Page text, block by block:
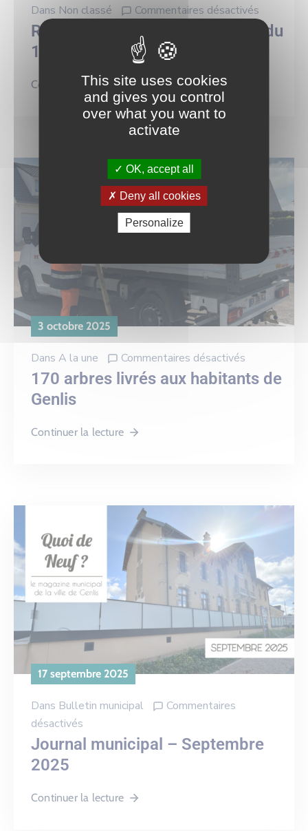
Dans Non classé Commentaires désactivés
Retour sur le Conseil municipal du
16/10/2025
Continuer la lecture
3 octobre 2025
Dans A la une Commentaires désactivés
170 arbres livrés aux habitants de
Genlis
Continuer la lecture
17 septembre 2025
Dans Bulletin municipal
Commentaires
désactivés
Journal municipal – Septembre
2025
Continuer la lecture
This site uses cookies
and gives you control
over what you want to
activate
OK, accept all
Deny all cookies
Personalize